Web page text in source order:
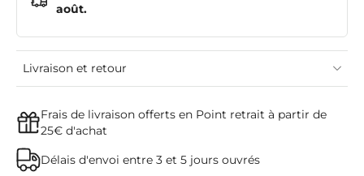
août.
Livraison et retour
Frais de livraison offerts en Point retrait à partir de
25€ d'achat
Délais d'envoi entre 3 et 5 jours ouvrés